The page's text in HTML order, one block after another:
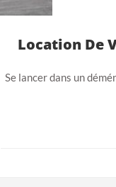
Location De
Se lancer dans un